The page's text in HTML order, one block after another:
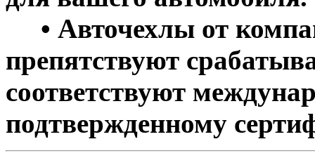
• Авточехлы от
препятствуют
соответствуют
подтвержденному